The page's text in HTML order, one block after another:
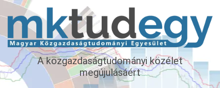
A közgazdaságtudományi közélet
megújulásáért